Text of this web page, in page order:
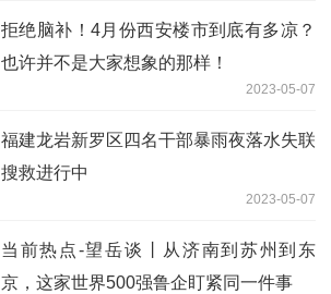
拒绝脑补！4月份西安楼市到底有多凉？
也许并不是大家想象的那样！
2023-05-07
福建龙岩新罗区四名干部暴雨夜落水失联
搜救进行中
2023-05-07
当前热点-望岳谈丨从济南到苏州到东
京，这家世界500强鲁企盯紧同一件事